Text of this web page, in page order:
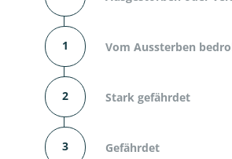
1 Vom Aussterben
2 Stark gefährdet
3 Gefährdet